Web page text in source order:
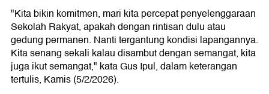
"Kita bikin komitmen, mari kita percepat penyelenggaraan
Sekolah Rakyat, apakah dengan rintisan dulu atau
gedung permanen. Nanti tergantung kondisi lapangannya.
Kita senang sekali kalau disambut dengan semangat, kita
juga ikut semangat," kata Gus Ipul, dalam keterangan
tertulis, Kamis (5/2/2026).